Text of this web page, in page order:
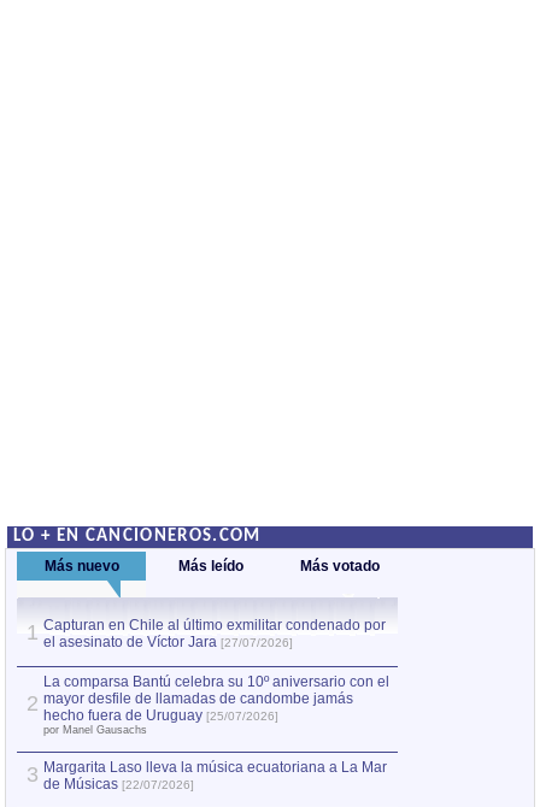
LO + EN CANCIONEROS.COM
Más nuevo Más leído Más votado
1 Capturan en Chile al último exmilitar condenado por
el asesinato de Víctor Jara [27/07/2026]
2
La comparsa Bantú celebra su 10º aniversario con el
mayor desfile de llamadas de candombe jamás
hecho fuera de Uruguay [25/07/2026]
por Manel Gausachs
3 Margarita Laso lleva la música ecuatoriana a La Mar
de Músicas [22/07/2026]